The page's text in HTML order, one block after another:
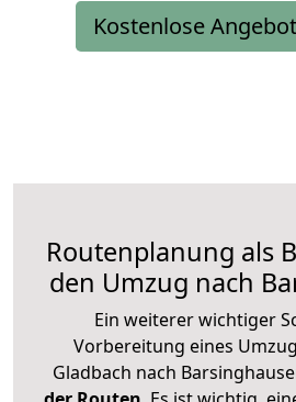
Kostenlose
Routenplanung als
den Umzug nach
Ein weiterer wichtiger
Vorbereitung eines
Gladbach nach